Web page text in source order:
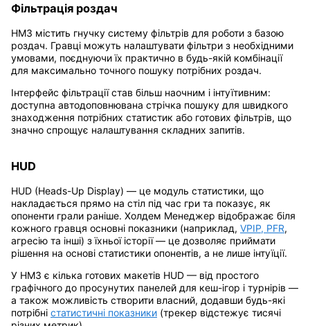
Фільтрація роздач
HM3 містить гнучку систему фільтрів для роботи з базою
роздач. Гравці можуть налаштувати фільтри з необхідними
умовами, поєднуючи їх практично в будь-якій комбінації
для максимально точного пошуку потрібних роздач.
Інтерфейс фільтрації став більш наочним і інтуїтивним:
доступна автодоповнювана стрічка пошуку для швидкого
знаходження потрібних статистик або готових фільтрів, що
значно спрощує налаштування складних запитів.
HUD
HUD (Heads-Up Display) — це модуль статистики, що
накладається прямо на стіл під час гри та показує, як
опоненти грали раніше. Холдем Менеджер відображає біля
кожного гравця основні показники (наприклад, VPIP, PFR,
агресію та інші) з їхньої історії — це дозволяє приймати
рішення на основі статистики опонентів, а не лише інтуїції.
У HM3 є кілька готових макетів HUD — від простого
графічного до просунутих панелей для кеш-ігор і турнірів —
а також можливість створити власний, додавши будь-які
потрібні статистичні показники (трекер відстежує тисячі